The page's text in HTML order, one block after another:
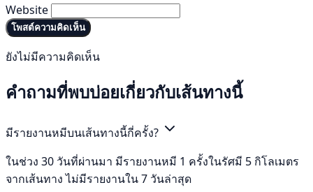
Website
โพสต์ความคิดเห็น
ยังไม่มีความคิดเห็น
คำถามที่พบบ่อยเกี่ยวกับเส้นทางนี้
มีรายงานหมีบนเส้นทางนี้กี่ครั้ง?
ในช่วง 30 วันที่ผ่านมา มีรายงานหมี 1 ครั้งในรัศมี 5 กิโลเมตร
จากเส้นทาง ไม่มีรายงานใน 7 วันล่าสุด